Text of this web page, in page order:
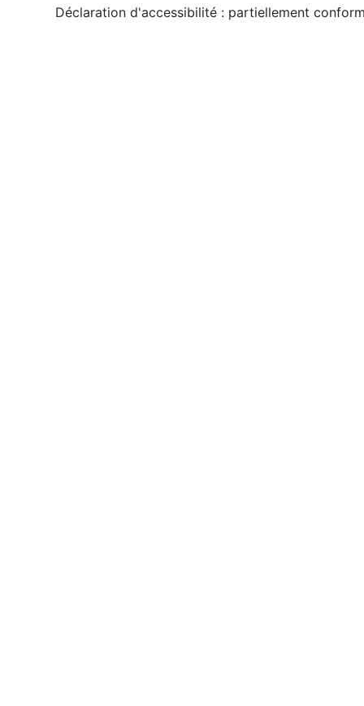
Déclaration d'accessibilité : partiellement